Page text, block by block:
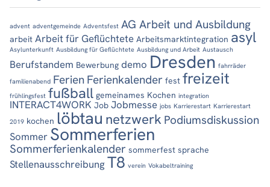
advent adventgemeinde Adventsfest AG Arbeit und Ausbildung
arbeit Arbeit für Geflüchtete Arbeitsmarktintegration asyl
Asylunterkunft Ausbildung für Geflüchtete Ausbildung und Arbeit Austausch
Berufstandem Bewerbung demo Dresden fahrräder
familienabend Ferien Ferienkalender fest freizeit
frühlingsfest fußball gemeinames Kochen integration
INTERACT4WORK Job Jobmesse jobs Karrierestart Karrierestart
2019 kochen löbtau netzwerk Podiumsdiskussion
Sommer Sommerferien
Sommerferienkalender sommerfest sprache
Stellenausschreibung T8 verein Vokabeltraining